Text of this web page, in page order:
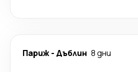
Париж- Дъблин 8 дни